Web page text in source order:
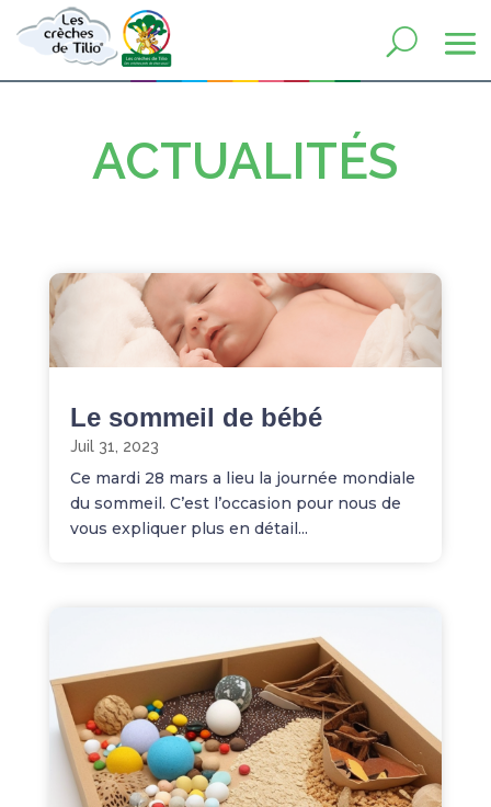
ACTUALITÉS
Le sommeil de bébé
Juil 31, 2023
Ce mardi 28 mars a lieu la journée mondiale
du sommeil. C’est l’occasion pour nous de
vous expliquer plus en détail...